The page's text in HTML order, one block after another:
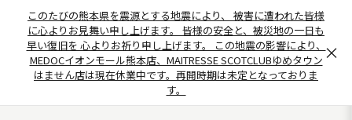
このたびの熊本県を震源とする地震により、 被害に遭われた皆様
に心よりお見舞い申し上げます。 皆様の安全と、被災地の一日も
早い復旧を 心よりお祈り申し上げます。 この地震の影響により、
MEDOCイオンモール熊本店、MAITRESSE SCOTCLUBゆめタウン
はません店は現在休業中です。再開時期は未定となっておりま
す。
×